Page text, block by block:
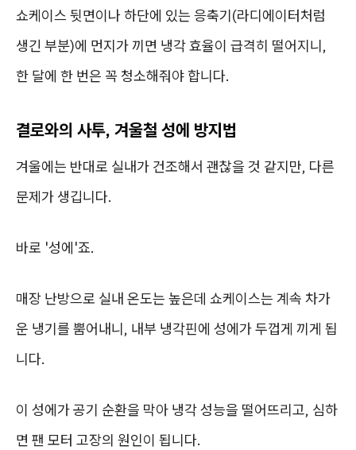
쇼케이스 뒷면이나 하단에 있는 응축기(라디에이터처럼
생긴 부분)에 먼지가 끼면 냉각 효율이 급격히 떨어지니,
한 달에 한 번은 꼭 청소해줘야 합니다.
결로와의 사투, 겨울철 성에 방지법
겨울에는 반대로 실내가 건조해서 괜찮을 것 같지만, 다른
문제가 생깁니다.
바로 '성에'죠.
매장 난방으로 실내 온도는 높은데 쇼케이스는 계속 차가
운 냉기를 뿜어내니, 내부 냉각핀에 성에가 두껍게 끼게 됩
니다.
이 성에가 공기 순환을 막아 냉각 성능을 떨어뜨리고, 심하
면 팬 모터 고장의 원인이 됩니다.